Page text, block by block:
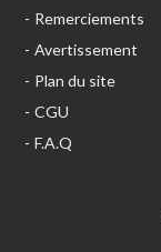
Remerciements
Avertissement
Plan du site
CGU
F.A.Q